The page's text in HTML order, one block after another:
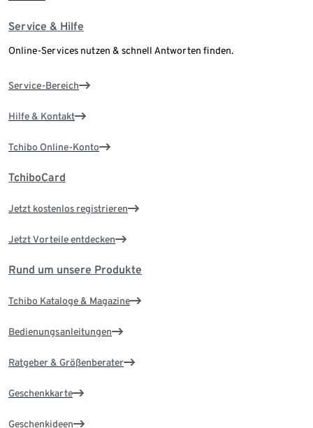
Service & Hilfe
Online-Services nutzen & schnell Antworten finden.
Service-Bereich
Hilfe & Kontakt
Tchibo Online-Konto
TchiboCard
Jetzt kostenlos registrieren
Jetzt Vorteile entdecken
Rund um unsere Produkte
Tchibo Kataloge & Magazine
Bedienungsanleitungen
Ratgeber & Größenberater
Geschenkkarte
Geschenkideen